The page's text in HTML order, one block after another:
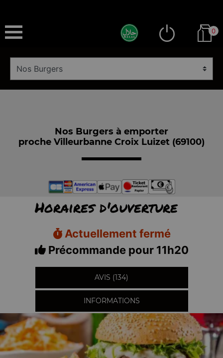
0
Nos Burgers à emporter
proche Villeurbanne Croix Luizet (69100)
Horaires d'ouverture
Actuellement fermé
Précommande pour 11h20
AVIS (134)
INFORMATIONS